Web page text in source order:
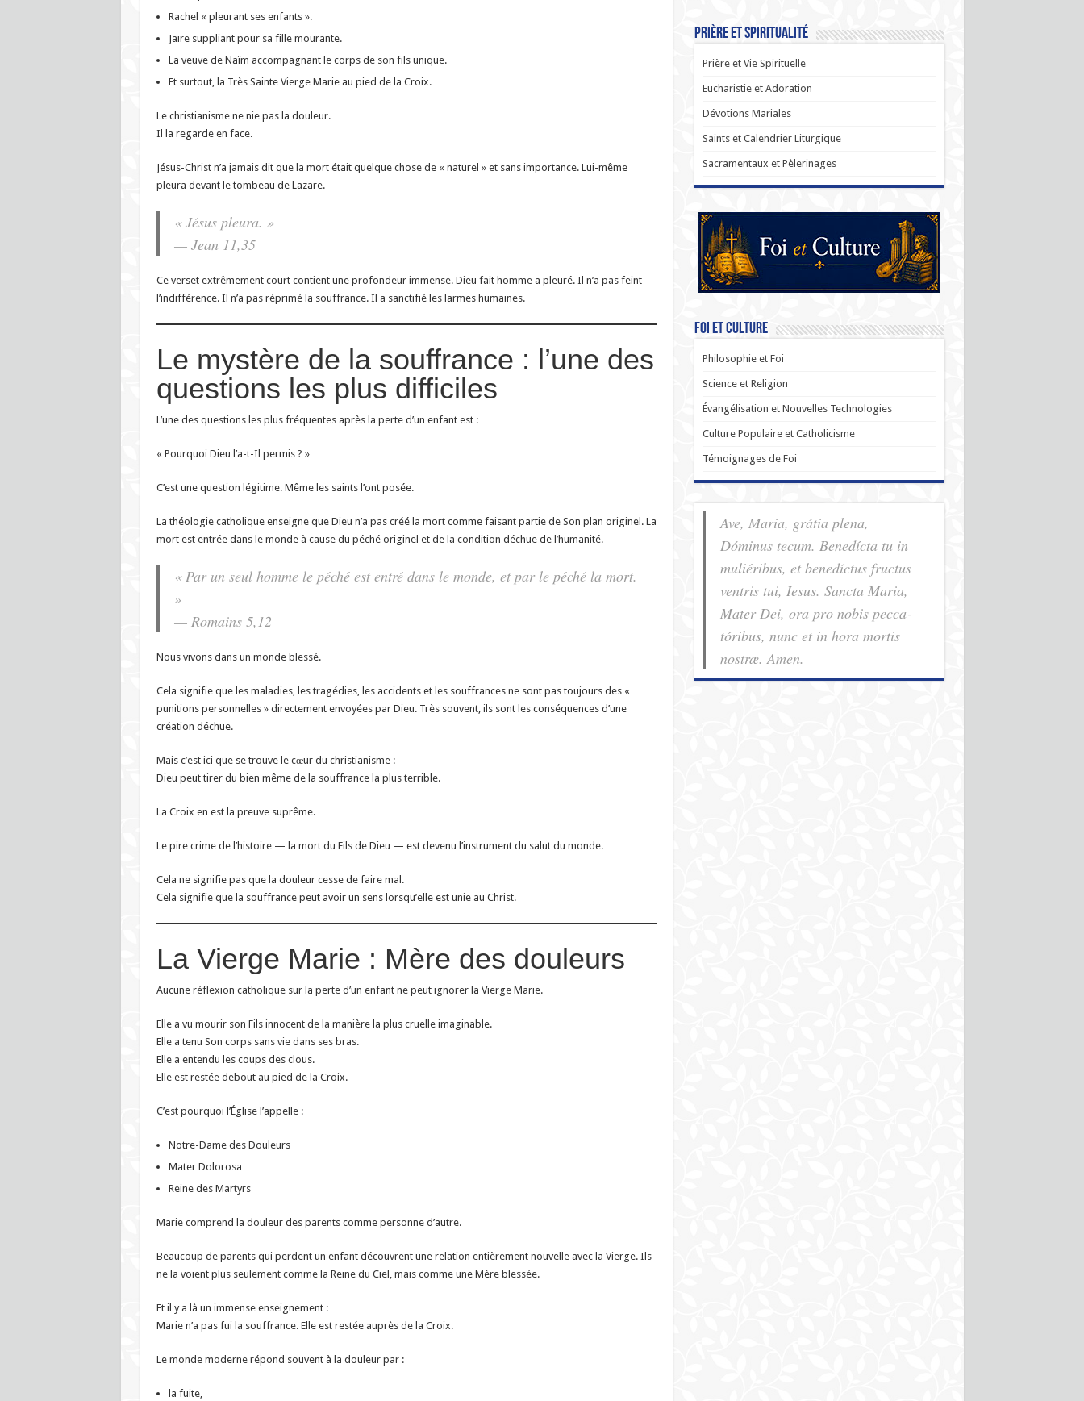
Rachel « pleurant ses enfants ».
Jaïre suppliant pour sa fille mourante.
La veuve de Naïm accompagnant le corps de son fils unique.
Et surtout, la Très Sainte Vierge Marie au pied de la Croix.
Le christianisme ne nie pas la douleur.
Il la regarde en face.
Jésus-Christ n’a jamais dit que la mort était quelque chose de « naturel » et sans importance. Lui-même
pleura devant le tombeau de Lazare.
« Jésus pleura. »
— Jean 11,35
Ce verset extrêmement court contient une profondeur immense. Dieu fait homme a pleuré. Il n’a pas feint
l’indifférence. Il n’a pas réprimé la souffrance. Il a sanctifié les larmes humaines.
Le mystère de la souffrance : l’une des
questions les plus difficiles
L’une des questions les plus fréquentes après la perte d’un enfant est :
« Pourquoi Dieu l’a-t-Il permis ? »
C’est une question légitime. Même les saints l’ont posée.
La théologie catholique enseigne que Dieu n’a pas créé la mort comme faisant partie de Son plan originel. La
mort est entrée dans le monde à cause du péché originel et de la condition déchue de l’humanité.
« Par un seul homme le péché est entré dans le monde, et par le péché la mort.
»
— Romains 5,12
Nous vivons dans un monde blessé.
Cela signifie que les maladies, les tragédies, les accidents et les souffrances ne sont pas toujours des «
punitions personnelles » directement envoyées par Dieu. Très souvent, ils sont les conséquences d’une
création déchue.
Mais c’est ici que se trouve le cœur du christianisme :
Dieu peut tirer du bien même de la souffrance la plus terrible.
La Croix en est la preuve suprême.
Le pire crime de l’histoire — la mort du Fils de Dieu — est devenu l’instrument du salut du monde.
Cela ne signifie pas que la douleur cesse de faire mal.
Cela signifie que la souffrance peut avoir un sens lorsqu’elle est unie au Christ.
La Vierge Marie : Mère des douleurs
Aucune réflexion catholique sur la perte d’un enfant ne peut ignorer la Vierge Marie.
Elle a vu mourir son Fils innocent de la manière la plus cruelle imaginable.
Elle a tenu Son corps sans vie dans ses bras.
Elle a entendu les coups des clous.
Elle est restée debout au pied de la Croix.
C’est pourquoi l’Église l’appelle :
Notre-Dame des Douleurs
Mater Dolorosa
Reine des Martyrs
Marie comprend la douleur des parents comme personne d’autre.
Beaucoup de parents qui perdent un enfant découvrent une relation entièrement nouvelle avec la Vierge. Ils
ne la voient plus seulement comme la Reine du Ciel, mais comme une Mère blessée.
Et il y a là un immense enseignement :
Marie n’a pas fui la souffrance. Elle est restée auprès de la Croix.
Le monde moderne répond souvent à la douleur par :
la fuite,
Prière et Spiritualité
Prière et Vie Spirituelle
Eucharistie et Adoration
Dévotions Mariales
Saints et Calendrier Liturgique
Sacramentaux et Pèlerinages
Foi et Culture
Philosophie et Foi
Science et Religion
Évangélisation et Nouvelles Technologies
Culture Populaire et Catholicisme
Témoignages de Foi
Ave, Maria, grátia plena,
Dóminus tecum. Benedícta tu in
muliéribus, et benedíctus fructus
ventris tui, Iesus. Sancta Maria,
Mater Dei, ora pro nobis pec­ca­
tóribus, nunc et in hora mortis
nostræ. Amen.